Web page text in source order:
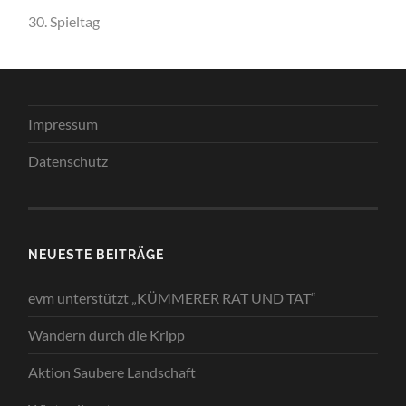
30. Spieltag
Impressum
Datenschutz
NEUESTE BEITRÄGE
evm unterstützt „KÜMMERER RAT UND TAT“
Wandern durch die Kripp
Aktion Saubere Landschaft